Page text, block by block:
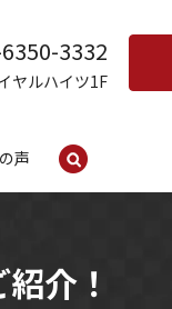
3332
ヤルハイツ1F
声
介！